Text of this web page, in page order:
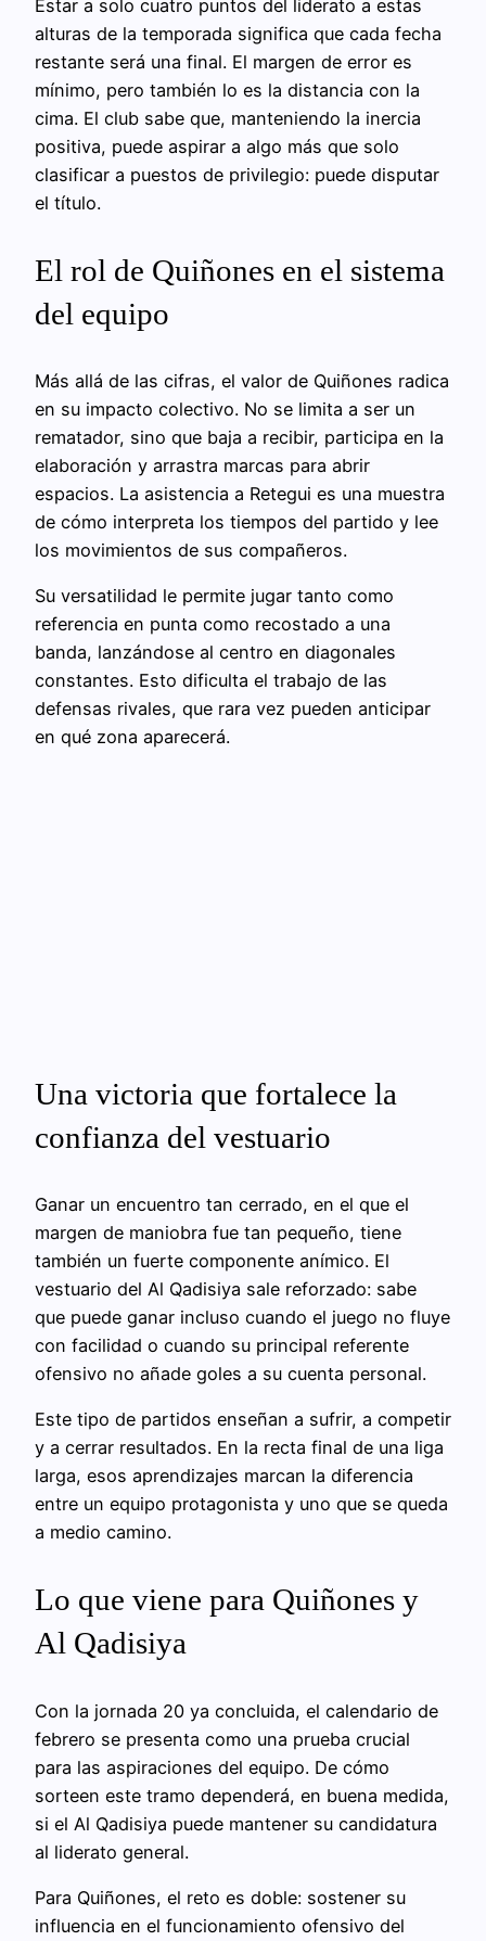
Estar a solo cuatro puntos del liderato a estas
alturas de la temporada significa que cada fecha
restante será una final. El margen de error es
mínimo, pero también lo es la distancia con la
cima. El club sabe que, manteniendo la inercia
positiva, puede aspirar a algo más que solo
clasificar a puestos de privilegio: puede disputar
el título.
El rol de Quiñones en el sistema
del equipo
Más allá de las cifras, el valor de Quiñones radica
en su impacto colectivo. No se limita a ser un
rematador, sino que baja a recibir, participa en la
elaboración y arrastra marcas para abrir
espacios. La asistencia a Retegui es una muestra
de cómo interpreta los tiempos del partido y lee
los movimientos de sus compañeros.
Su versatilidad le permite jugar tanto como
referencia en punta como recostado a una
banda, lanzándose al centro en diagonales
constantes. Esto dificulta el trabajo de las
defensas rivales, que rara vez pueden anticipar
en qué zona aparecerá.
Una victoria que fortalece la
confianza del vestuario
Ganar un encuentro tan cerrado, en el que el
margen de maniobra fue tan pequeño, tiene
también un fuerte componente anímico. El
vestuario del Al Qadisiya sale reforzado: sabe
que puede ganar incluso cuando el juego no fluye
con facilidad o cuando su principal referente
ofensivo no añade goles a su cuenta personal.
Este tipo de partidos enseñan a sufrir, a competir
y a cerrar resultados. En la recta final de una liga
larga, esos aprendizajes marcan la diferencia
entre un equipo protagonista y uno que se queda
a medio camino.
Lo que viene para Quiñones y
Al Qadisiya
Con la jornada 20 ya concluida, el calendario de
febrero se presenta como una prueba crucial
para las aspiraciones del equipo. De cómo
sorteen este tramo dependerá, en buena medida,
si el Al Qadisiya puede mantener su candidatura
al liderato general.
Para Quiñones, el reto es doble: sostener su
influencia en el funcionamiento ofensivo del